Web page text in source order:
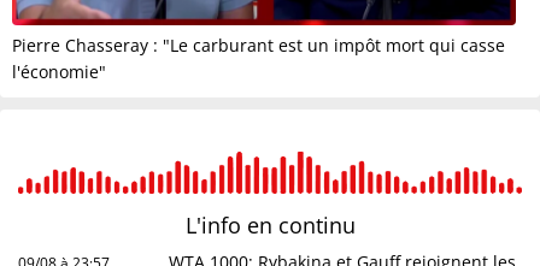
Pierre Chasseray : "Le carburant est un impôt mort qui casse
l'économie"
L'info en continu